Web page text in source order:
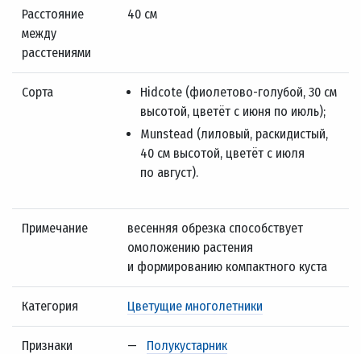
Расстояние
между
расстениями
40 см
Сорта
Hidcote (фиолетово-голубой, 30 см
высотой, цветёт с июня по июль);
Munstead (лиловый, раскидистый,
40 см высотой, цветёт с июля
по август).
Примечание
весенняя обрезка способствует
омоложению растения
и формированию компактного куста
Категория Цветущие многолетники
Признаки — Полукустарник